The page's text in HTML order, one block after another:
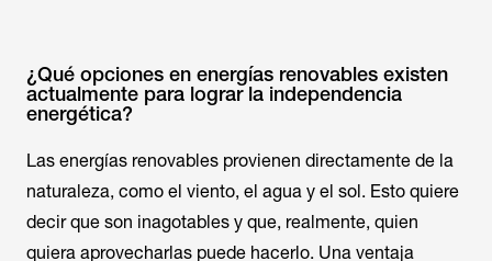
¿Qué opciones en energías renovables existen
actualmente para lograr la independencia
energética?
Las energías renovables provienen directamente de la
naturaleza, como el viento, el agua y el sol. Esto quiere
decir que son inagotables y que, realmente, quien
quiera aprovecharlas puede hacerlo. Una ventaja